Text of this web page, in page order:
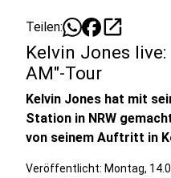
Teilen: open_in_new
Kelvin Jones
AM"-Tour
Kelvin Jones hat mit
Station in NRW
von seinem Auftritt in
Veröffentlicht: Montag,